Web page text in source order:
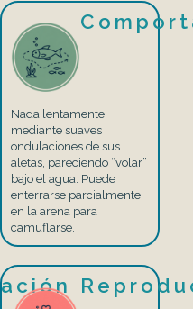
Nada lentamente
mediante suaves
ondulaciones de sus
aletas, pareciendo “volar”
bajo el agua. Puede
enterrarse parcialmente
en la arena para
camuflarse.